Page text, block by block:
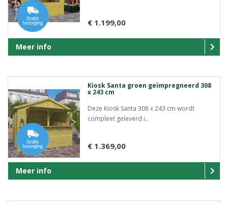
€ 1.199,00
Meer info
Kiosk Santa groen geïmpregneerd 308
x 243 cm
Deze Kiosk Santa 308 x 243 cm wordt
compleet geleverd i..
€ 1.369,00
Meer info